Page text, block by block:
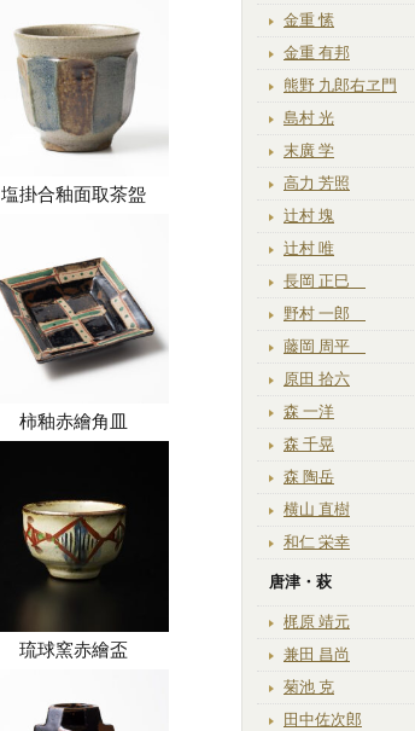
塩掛合釉面取茶盌
柿釉赤繪角皿
琉球窯赤繪盃
金重 愫
金重 有邦
熊野 九郎右ヱ門
島村 光
末廣 学
高力 芳照
辻村 塊
辻村 唯
長岡 正巳
野村 一郎
藤岡 周平
原田 拾六
森 一洋
森 千晃
森 陶岳
横山 直樹
和仁 栄幸
唐津・萩
梶原 靖元
兼田 昌尚
菊池 克
田中佐次郎